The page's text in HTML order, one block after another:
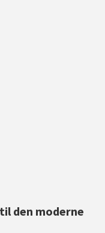
den moderne